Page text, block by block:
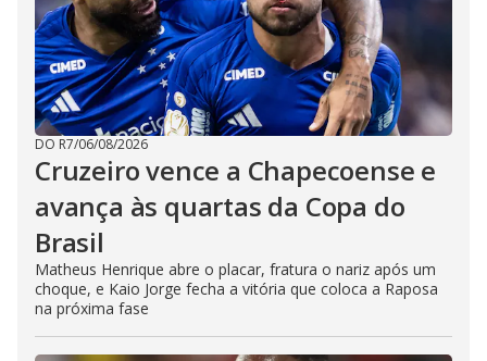
DO R7/06/08/2026
Cruzeiro vence a Chapecoense e
avança às quartas da Copa do
Brasil
Matheus Henrique abre o placar, fratura o nariz após um
choque, e Kaio Jorge fecha a vitória que coloca a Raposa
na próxima fase